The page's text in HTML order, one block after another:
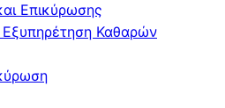
Επικύρωσης
Εξυπηρέτηση Καθαρών